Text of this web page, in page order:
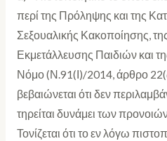
περί της Πρόληψης και της
Σεξουαλικής Κακοποίησης,
Εκμετάλλευσης Παιδιών και
Νόμο (Ν.91(Ι)/2014, άρθρο
βεβαιώνεται ότι δεν
τηρείται δυνάμει των
Τονίζεται ότι το εν λόγω